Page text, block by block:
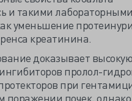
и такими лабораторными
уменьшение
креатинина.
доказывает высокую
пролол-
при
поражении почек, однако,